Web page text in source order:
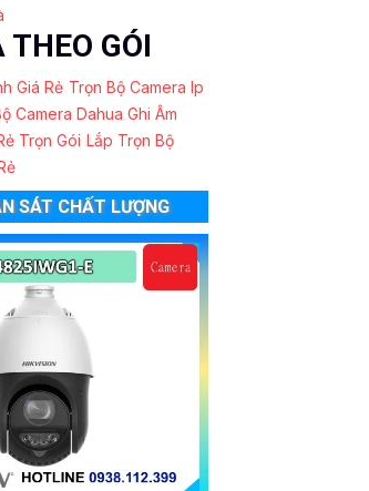
GÓI
Giá Rẻ Trọn Bộ Camera Ip
Camera Dahua Ghi Âm
Trọn Gói Lắp Trọn Bộ
SÁT CHẤT LƯỢNG